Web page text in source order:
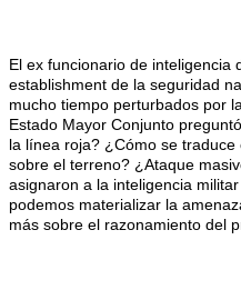
El ex funcionario de inteligencia
establishment de la seguridad
mucho tiempo perturbados por
Estado Mayor Conjunto
la línea roja? ¿Cómo se
sobre el terreno? ¿Ataque
asignaron a la inteligencia
podemos materializar la
más sobre el razonamiento del